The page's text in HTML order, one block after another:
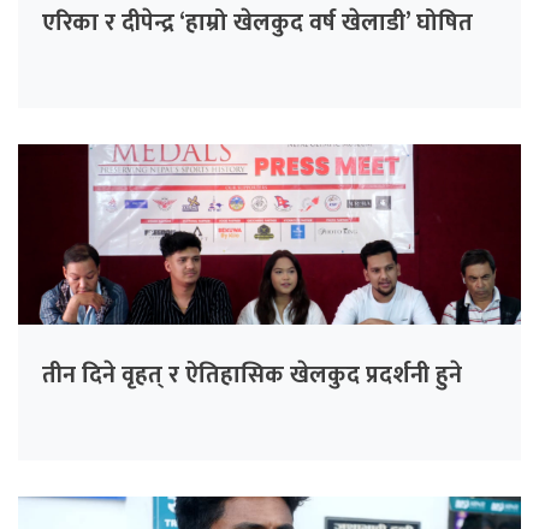
एरिका र दीपेन्द्र ‘हाम्रो खेलकुद वर्ष खेलाडी’ घोषित
तीन दिने वृहत् र ऐतिहासिक खेलकुद प्रदर्शनी हुने